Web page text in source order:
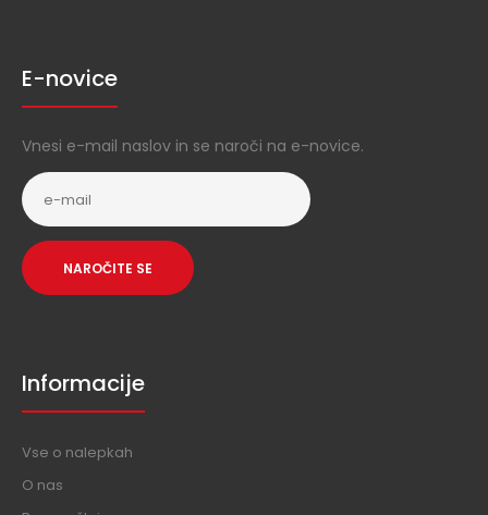
E-novice
Vnesi e-mail naslov in se naroči na e-novice.
NAROČITE SE
Informacije
Vse o nalepkah
O nas